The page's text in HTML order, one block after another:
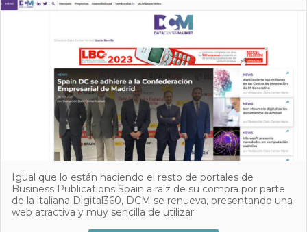
Igual que lo están haciendo el resto de portales de
Business Publications Spain a raíz de su compra por parte
de la italiana Digital360, DCM se renueva, presentando una
web atractiva y muy sencilla de utilizar